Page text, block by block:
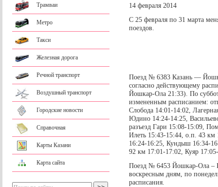
Трамваи
Метро
Такси
Железная дорога
Речной транспорт
Воздушный транспорт
Городские новости
Справочная
Карты Казани
Карта сайта
14 февраля 2014
С 25 февраля по 31 марта
поездов.
Поезд № 6383 Казань —
согласно действующему
Йошкар-Ола 21:33). По
измененным расписанием:
Слобода 14:01-14:02,
Юдино 14:24-14:25,
разъезд Гари 15:08-15:09,
Илеть 15:43-15:44, о.п. 43 км
16:24-16:25, Кундыш 16:34-
92 км 17:01-17:02, Куяр
Поезд № 6453 Йошкар-Ола –
воскресным дням, по
расписания.